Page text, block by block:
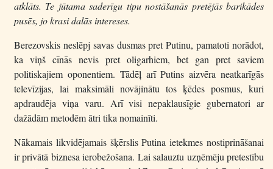
atklāts. Te jūtama saderīgu tipu nostāšanās pretējās barikādes
pusēs, jo krasi dalās intereses.
Berezovskis neslēpj savas dusmas pret Putinu, pamatoti norādot,
ka viņš cīnās nevis pret oligarhiem, bet gan pret saviem
politiskajiem oponentiem. Tādēļ arī Putins aizvēra neatkarīgās
televīzijas, lai maksimāli novājinātu tos ķēdes posmus, kuri
apdraudēja viņa varu. Arī visi nepaklausīgie gubernatori ar
dažādām metodēm ātri tika nomainīti.
Nākamais likvidējamais šķērslis Putina ietekmes nostiprināšanai
ir privātā biznesa ierobežošana. Lai salauztu uzņēmēju pretestību